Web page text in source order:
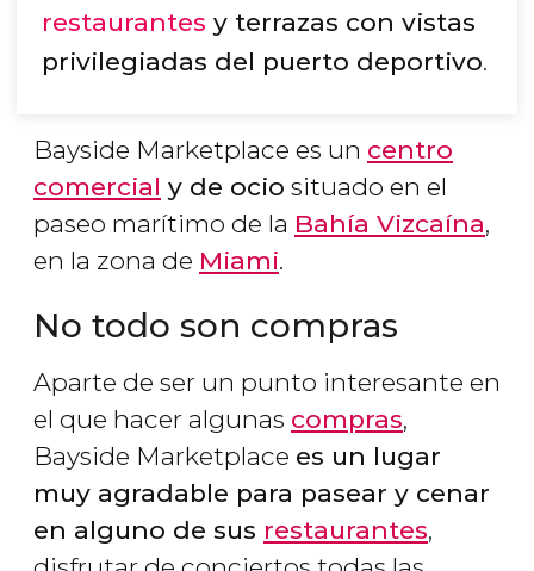
restaurantes y terrazas con vistas
privilegiadas del puerto deportivo.
Bayside Marketplace es un centro
comercial y de ocio situado en el
paseo marítimo de la Bahía Vizcaína,
en la zona de Miami.
No todo son compras
Aparte de ser un punto interesante en
el que hacer algunas compras,
Bayside Marketplace es un lugar
muy agradable para pasear y cenar
en alguno de sus restaurantes,